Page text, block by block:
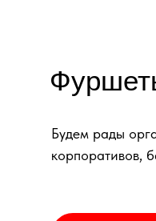
Будем рады
корпоративов,